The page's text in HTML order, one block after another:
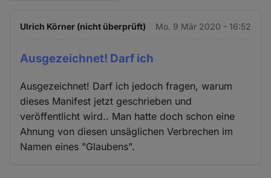
Ulrich Körner (nicht überprüft) Mo. 9 Mär 2020 - 16:52
Ausgezeichnet! Darf ich
Ausgezeichnet! Darf ich jedoch fragen, warum
dieses Manifest jetzt geschrieben und
veröffentlicht wird.. Man hatte doch schon eine
Ahnung von diesen unsäglichen Verbrechen im
Namen eines "Glaubens".